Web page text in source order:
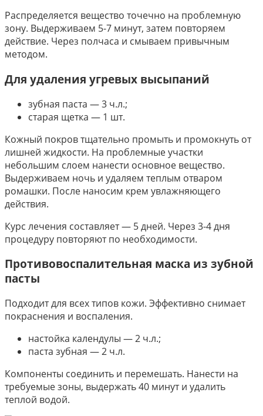
Распределяется вещество точечно на проблемную
зону. Выдерживаем 5-7 минут, затем повторяем
действие. Через полчаса и смываем привычным
методом.
Для удаления угревых высыпаний
зубная паста — 3 ч.л.;
старая щетка — 1 шт.
Кожный покров тщательно промыть и промокнуть от
лишней жидкости. На проблемные участки
небольшим слоем нанести основное вещество.
Выдерживаем ночь и удаляем теплым отваром
ромашки. После наносим крем увлажняющего
действия.
Курс лечения составляет — 5 дней. Через 3-4 дня
процедуру повторяют по необходимости.
Противовоспалительная маска из зубной
пасты
Подходит для всех типов кожи. Эффективно снимает
покраснения и воспаления.
настойка календулы — 2 ч.л.;
паста зубная — 2 ч.л.
Компоненты соединить и перемешать. Нанести на
требуемые зоны, выдержать 40 минут и удалить
теплой водой.